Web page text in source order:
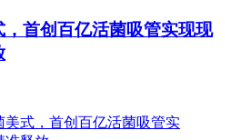
首创百亿活菌吸管实现现